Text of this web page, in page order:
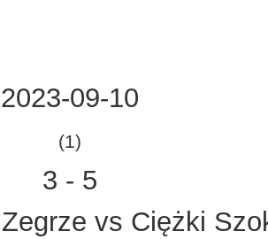
2023-09-10
(1)
3 - 5
vs Ciężki